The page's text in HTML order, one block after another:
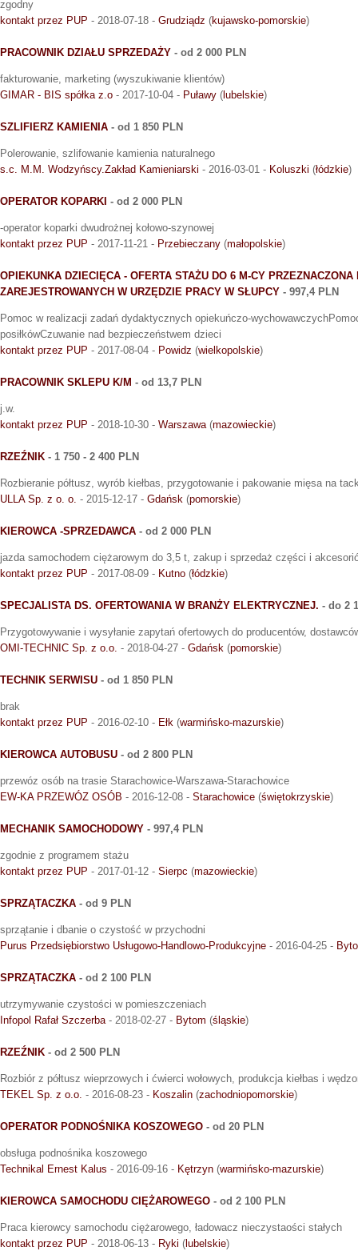
zgodny
kontakt przez PUP - 2018-07-18 - Grudziądz (kujawsko-pomorskie)
PRACOWNIK DZIAŁU SPRZEDAŻY - od 2 000 PLN
fakturowanie, marketing (wyszukiwanie klientów)
GIMAR - BIS spółka z.o - 2017-10-04 - Puławy ( lubelskie)
SZLIFIERZ KAMIENIA - od 1 850 PLN
Polerowanie, szlifowanie kamienia naturalnego
s.c. M.M. Wodzyńscy.Zakład Kamieniarski - 2016-03-01 - Koluszki (łódzkie)
OPERATOR KOPARKI - od 2 000 PLN
-operator koparki dwudrożnej kołowo-szynowej
kontakt przez PUP - 2017-11-21 - Przebieczany (małopolskie)
OPIEKUNKA DZIECIĘCA - OFERTA STAŻU DO 6 M-CY
ZAREJESTROWANYCH W URZĘDZIE PRACY W SŁUPCY - 997,4 PLN
Pomoc w realizacji zadań dydaktycznych opiekuńczo-
posiłkówCzuwanie nad bezpieczeństwem dzieci
kontakt przez PUP - 2017-08-04 - Powidz (wielkopolskie)
PRACOWNIK SKLEPU K/M - od 13,7 PLN
j.w.
kontakt przez PUP - 2018-10-30 - Warszawa(mazowieckie)
RZEŹNIK - 1 750 - 2 400 PLN
Rozbieranie półtusz, wyrób kiełbas, przygotowanie i pakowanie mięsa na
ULLA Sp. z o. o. - 2015-12-17 - Gdańsk (pomorskie)
KIEROWCA -SPRZEDAWCA - od 2 000 PLN
jazda samochodem ciężarowym do 3,5 t, zakup i sprzedaż części i
kontakt przez PUP - 2017-08-09 - Kutno (łódzkie)
SPECJALISTA DS. OFERTOWANIA W BRANŻY ELEKTRYCZNEJ. - do 2
Przygotowywanie i wysyłanie zapytań ofertowych do producentów,
OMI-TECHNIC Sp. z o.o. - 2018-04-27 - Gdańsk (pomorskie)
TECHNIK SERWISU - od 1 850 PLN
brak
kontakt przez PUP - 2016-02-10 - Ełk (warmińsko-mazurskie)
KIEROWCA AUTOBUSU - od 2 800 PLN
przewóz osób na trasie Starachowice-Warszawa-Starachowice
EW-KA PRZEWÓZ OSÓB - 2016-12-08 - Starachowice (świętokrzyskie)
MECHANIK SAMOCHODOWY - 997,4 PLN
zgodnie z programem stażu
kontakt przez PUP - 2017-01-12 - Sierpc (mazowieckie)
SPRZĄTACZKA - od 9 PLN
sprzątanie i dbanie o czystość w przychodni
Purus Przedsiębiorstwo Usługowo-Handlowo-Produkcyjne - 2016-04-25 -
SPRZĄTACZKA - od 2 100 PLN
utrzymywanie czystości w pomieszczeniach
Infopol Rafał Szczerba- 2018-02-27 - Bytom (śląskie)
RZEŹNIK - od 2 500 PLN
Rozbiór z półtusz wieprzowych i ćwierci wołowych, produkcja kiełbas i
TEKEL Sp. z o.o. - 2016-08-23 - Koszalin (zachodniopomorskie)
OPERATOR PODNOŚNIKA KOSZOWEGO - od 20 PLN
obsługa podnośnika koszowego
Technikal Ernest Kalus - 2016-09-16 - Kętrzyn (warmińsko-mazurskie)
KIEROWCA SAMOCHODU CIĘŻAROWEGO - od 2 100 PLN
Praca kierowcy samochodu ciężarowego, ładowacz nieczystaości stałych
kontakt przez PUP - 2018-06-13 - Ryki ( lubelskie)